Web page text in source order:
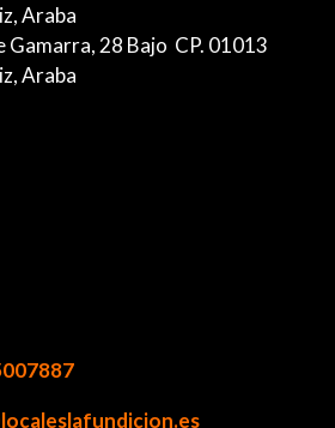
Araba
Gamarra, 28 Bajo CP. 01013
Araba